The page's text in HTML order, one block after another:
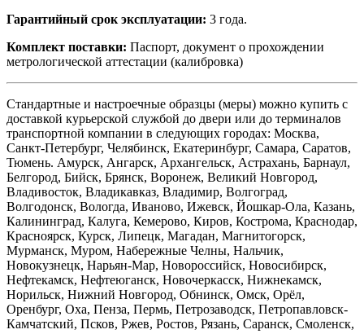
Гарантийный срок эксплуатации: 3 года.
Комплект поставки: Паспорт, документ о прохождении
метрологической аттестации (калибровка)
Стандартные и настроечные образцы (меры) можно купить с
доставкой курьерской службой до двери или до терминалов
транспортной компании в следующих городах: Москва,
Санкт-Петербург, Челябинск, Екатеринбург, Самара, Саратов,
Тюмень. Амурск, Ангарск, Архангельск, Астрахань, Барнаул,
Белгород, Бийск, Брянск, Воронеж, Великий Новгород,
Владивосток, Владикавказ, Владимир, Волгоград,
Волгодонск, Вологда, Иваново, Ижевск, Йошкар-Ола, Казань,
Калининград, Калуга, Кемерово, Киров, Кострома, Краснодар,
Красноярск, Курск, Липецк, Магадан, Магнитогорск,
Мурманск, Муром, Набережные Челны, Нальчик,
Новокузнецк, Нарьян-Мар, Новороссийск, Новосибирск,
Нефтекамск, Нефтеюганск, Новочеркасск, Нижнекамск,
Норильск, Нижний Новгород, Обнинск, Омск, Орёл,
Оренбург, Оха, Пенза, Пермь, Петрозаводск, Петропавловск-
Камчатский, Псков, Ржев, Ростов, Рязань, Саранск, Смоленск,